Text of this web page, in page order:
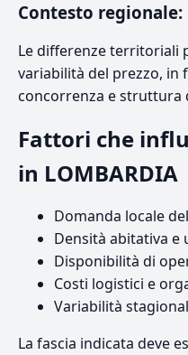
Contesto regionale:
Le differenze territoriali
variabilità del prezzo, in
concorrenza e struttura
Fattori che
in LOMBARDIA
Domanda locale
Densità abitativa e
Disponibilità di
Costi logistici e
Variabilità
La fascia indicata deve